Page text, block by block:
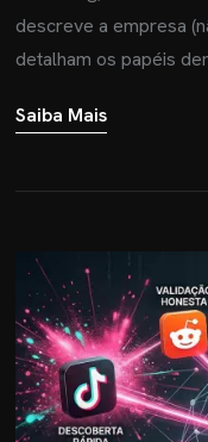
descreve a empresa
detalham os papéis
Saiba Mais